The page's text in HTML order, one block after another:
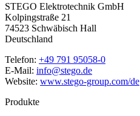
STEGO Elektrotechnik GmbH
Kolpingstraße 21
74523 Schwäbisch Hall
Deutschland
Telefon: +49 791 95058-0
E-Mail: info@stego.de
Website: www.stego-group.com/de
Produkte